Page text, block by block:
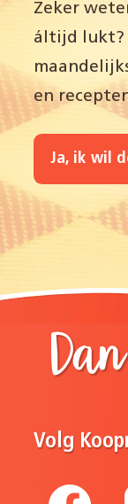
Zeker
áltijd lukt?
en
Ja, ik wil
Volg